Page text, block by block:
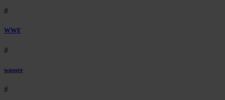
#
WWF
#
wasser
#